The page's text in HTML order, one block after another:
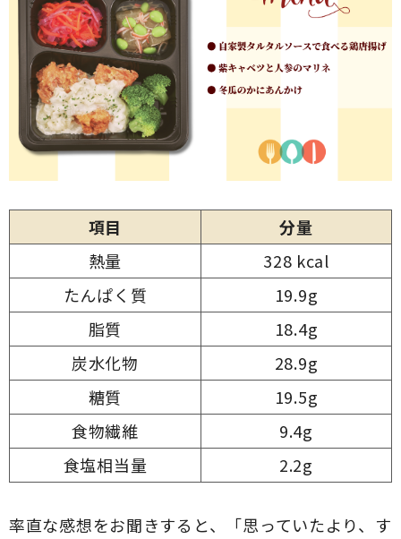
項目
分量
熱量
328 kcal
たんぱく質
19.9g
脂質
18.4g
炭水化物
28.9g
糖質
19.5g
食物繊維
9.4g
食塩相当量
2.2g
率直な感想をお聞きすると、「思っていたより、す